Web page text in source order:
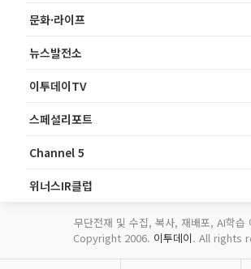
문화·라이프
뉴스발전소
이투데이TV
스페셜리포트
Channel 5
위너스IR클럽
무단전재 및 수집, 복사, 재배포, AI학습
Copyright 2006. 이투데이. All rights